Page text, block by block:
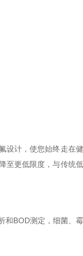
设计，使您始终走在
至更低限度，与传统
和BOD测定，细菌、